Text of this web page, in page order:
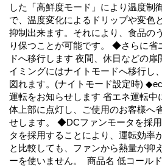
した「高鮮度モード」により温度制
で、温度変化によるドリップや変色
抑制出来ます。それにより、食品の
り保つことが可能です。 ◆さらに省
ドへ移行します 夜間、休日などの
イミングにはナイトモードへ移行し
図れます。(ナイトモード設定時)
運転をお知らせします 省エネ運転中
体上部に点灯し、ご使用のお客様へ
せします。 ◆DCファンモータを採
タを採用することにより、運転効率
と比較しても、ファンから熱量が抑
ーを使いません。 商品名 低コール